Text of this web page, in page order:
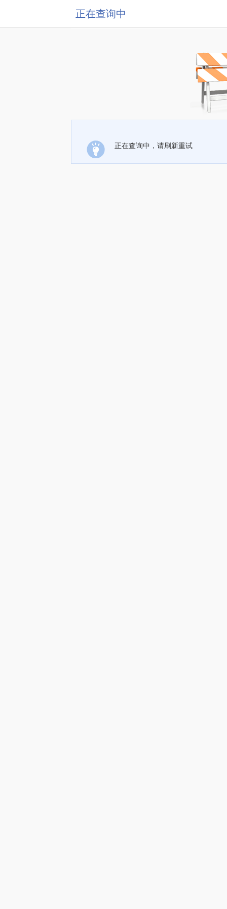
正在查询中
正在查询中，请刷新重试